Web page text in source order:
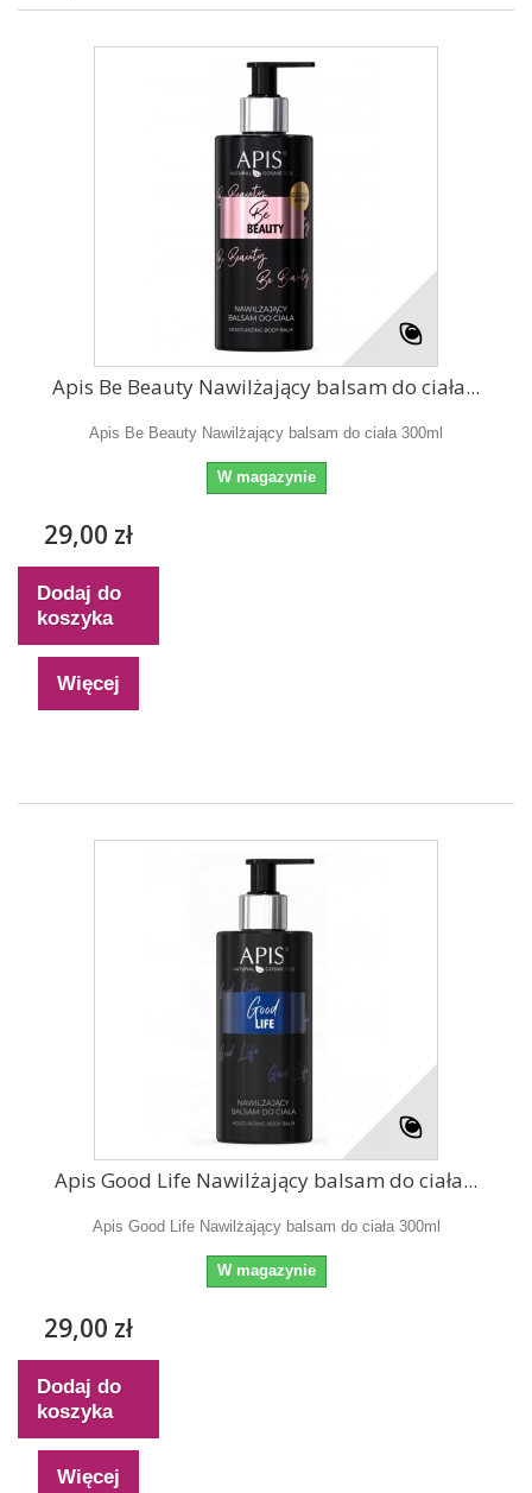
Apis Be Beauty Nawilżający balsam do ciała...
Apis Be Beauty Nawilżający balsam do ciała 300ml
W magazynie
29,00 zł
Dodaj do
koszyka
Więcej
Apis Good Life Nawilżający balsam do ciała...
Apis Good Life Nawilżający balsam do ciała 300ml
W magazynie
29,00 zł
Dodaj do
koszyka
Więcej